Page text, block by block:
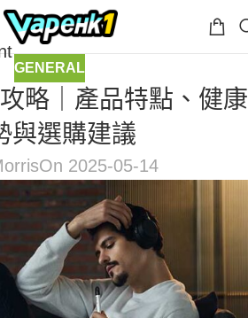
GENERAL
略｜產品特點、健康
與選購建議
On 2025-05-14